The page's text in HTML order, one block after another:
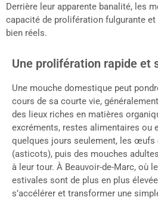
Derrière leur apparente banalité, les
capacité de prolifération fulgurante
bien réels.
Une prolifération rapide et
Une mouche domestique peut
cours de sa courte vie,
des lieux riches en matières
excréments, restes alimentaires ou
quelques jours seulement, les œufs
(asticots), puis des mouches
à leur tour. À Beauvoir-de-Marc, où
estivales sont de plus en plus
s’accélérer et transformer une